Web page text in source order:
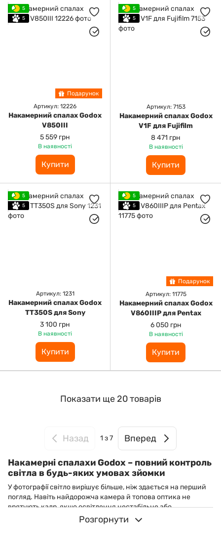
Подарунок
5
5
Артикул: 12226
Накамерний спалах Godox
V850III
5 559 грн
В наявності
Купити
5
5
Артикул: 7153
Накамерний спалах Godox
V1F для Fujifilm
8 471 грн
В наявності
Купити
5
5
Артикул: 1231
Накамерний спалах Godox
TT350S для Sony
3 100 грн
В наявності
Купити
Подарунок
5
5
Артикул: 11775
Накамерний спалах Godox
V860IIIP для Pentax
6 050 грн
В наявності
Купити
Показати ще 20 товарів
Назад 1 з 7 Вперед
Накамерні спалахи Godox – повний контроль
світла в будь-яких умовах зйомки
У фотографії світло вирішує більше, ніж здається на перший
погляд. Навіть найдорожча камера й топова оптика не
врятують кадр, якщо освітлення нестабільне або
непередбачуване. Саме тому накамерний спалах
залишається одним із головних інструментів у роботі
Розгорнути